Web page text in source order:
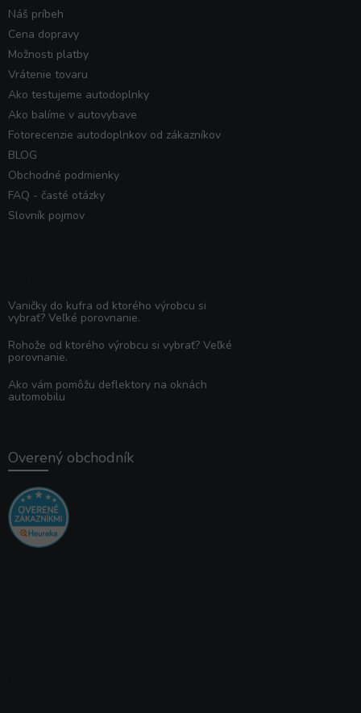
Náš príbeh
Cena dopravy
Možnosti platby
Vrátenie tovaru
Ako testujeme autodoplnky
Ako balíme v autovybave
Fotorecenzie autodoplnkov od zákazníkov
BLOG
Obchodné podmienky
FAQ - časté otázky
Slovník pojmov
Vaničky do kufra od ktorého výrobcu si
vybrať? Veľké porovnanie.
Rohože od ktorého výrobcu si vybrať? Veľké
porovnanie.
Ako vám pomôžu deflektory na oknách
automobilu
Overený obchodník